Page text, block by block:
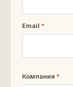
Email *
Компания *